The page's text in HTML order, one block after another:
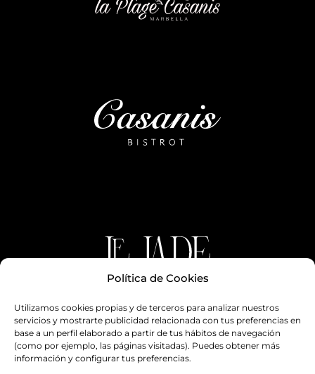
Política de Cookies
Utilizamos cookies propias y de terceros para analizar nuestros
servicios y mostrarte publicidad relacionada con tus preferencias en
base a un perfil elaborado a partir de tus hábitos de navegación
(como por ejemplo, las páginas visitadas). Puedes obtener más
información y configurar tus preferencias.